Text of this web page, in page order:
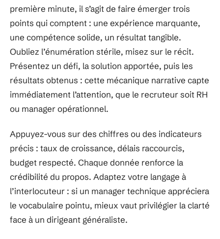
première minute, il s’agit de faire émerger trois
points qui comptent : une expérience marquante,
une compétence solide, un résultat tangible.
Oubliez l’énumération stérile, misez sur le récit.
Présentez un défi, la solution apportée, puis les
résultats obtenus : cette mécanique narrative capte
immédiatement l’attention, que le recruteur soit RH
ou manager opérationnel.
Appuyez-vous sur des chiffres ou des indicateurs
précis : taux de croissance, délais raccourcis,
budget respecté. Chaque donnée renforce la
crédibilité du propos. Adaptez votre langage à
l’interlocuteur : si un manager technique appréciera
le vocabulaire pointu, mieux vaut privilégier la clarté
face à un dirigeant généraliste.